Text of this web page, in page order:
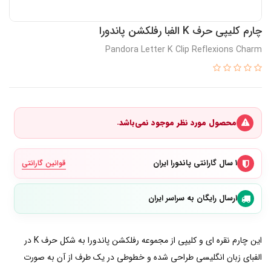
چارم کلیپی حرف K الفبا رفلکشن پاندورا
Pandora Letter K Clip Reflexions Charm
محصول مورد نظر موجود نمی‌باشد.
۱ سال گارانتی پاندورا ایران قوانین گارانتی
ارسال رایگان به سراسر ایران
این چارم نقره ای و کلیپی از مجموعه رفلکشن پاندورا به شکل حرف K در
الفبای زبان انگلیسی طراحی شده و خطوطی در یک طرف از آن به صورت